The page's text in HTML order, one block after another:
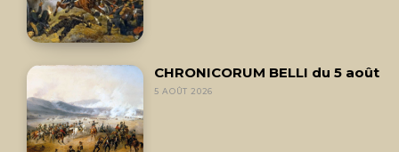
CHRONICORUM BELLI du 5 août
5 AOÛT 2026